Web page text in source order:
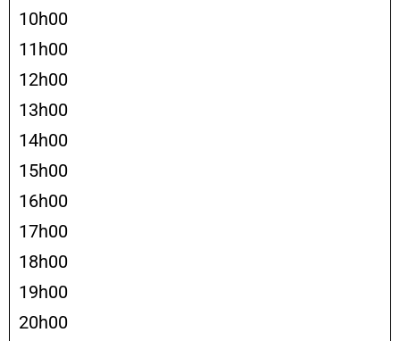
10h00
11h00
12h00
13h00
14h00
15h00
16h00
17h00
18h00
19h00
20h00